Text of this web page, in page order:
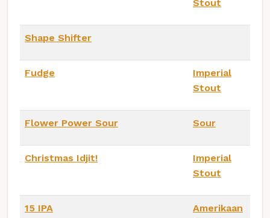
Stout
Shape Shifter
Fudge
Imperial
Stout
Flower Power Sour Sour
Christmas Idjit!
Imperial
Stout
15 IPA
Amerikaan